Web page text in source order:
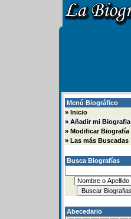
Menú Biográfico
» Inicio
» Añadir mi Biografia
» Modificar Biografía
» Las más Buscadas
Busca Biografías
Abecedario